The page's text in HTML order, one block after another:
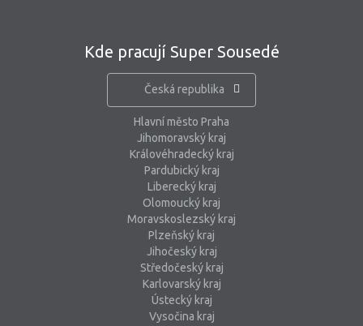
Kde pracují Super Sousedé
Česká republika
Hlavní město Praha
Jihomoravský kraj
Královéhradecký kraj
Pardubický kraj
Liberecký kraj
Olomoucký kraj
Moravskoslezský kraj
Plzeňský kraj
Jihočeský kraj
Středočeský kraj
Karlovarský kraj
Ústecký kraj
Vysočina kraj